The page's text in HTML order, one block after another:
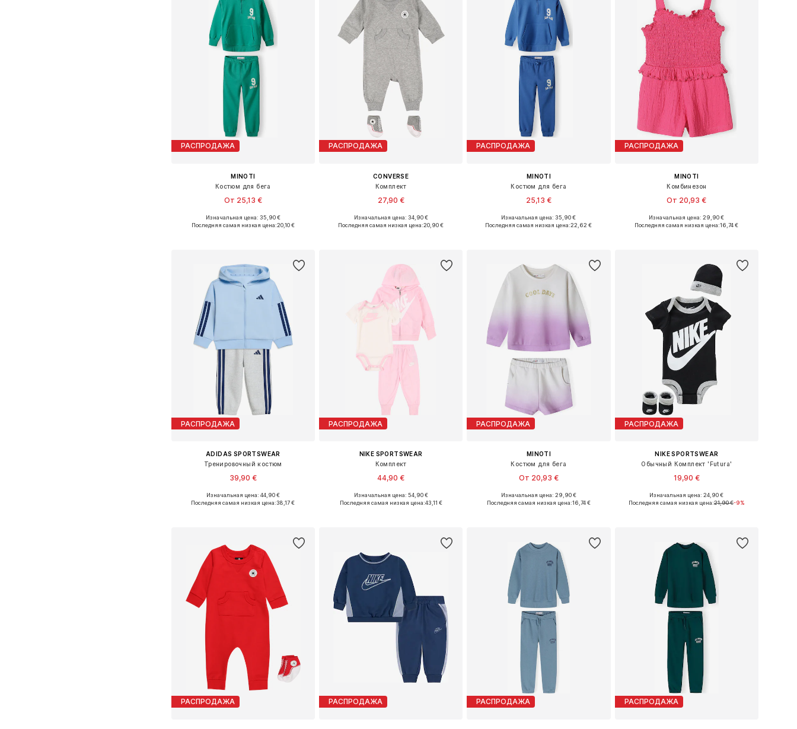
РАСПРОДАЖА
MINOTI
Костюм для бега
От 25,13 €
Доступные размеры: 80-86, 86-92, 98-104
Изначальная цена: 35,90 €
Последняя самая низкая цена:20,10 €
РАСПРОДАЖА
CONVERSE
Комплект
27,90 €
+1
Доступные размеры: 44-56, 62, 68, 74
Изначальная цена: 34,90 €
Последняя самая низкая цена:20,90 €
РАСПРОДАЖА
MINOTI
Костюм для бега
25,13 €
Доступные размеры: 80-86
Изначальная цена: 35,90 €
Последняя самая низкая цена:22,62 €
РАСПРОДАЖА
MINOTI
Комбинезон
От 20,93 €
Изначальная цена: 29,90 €
Последняя самая низкая цена:16,74 €
РАСПРОДАЖА
ADIDAS SPORTSWEAR
Тренировочный костюм
39,90 €
Доступно множество размеров
Изначальная цена: 44,90 €
Последняя самая низкая цена:38,17 €
РАСПРОДАЖА
NIKE SPORTSWEAR
Комплект
44,90 €
Доступные размеры: 74-80, 80-86, 86-92
Изначальная цена: 54,90 €
Последняя самая низкая цена:43,11 €
РАСПРОДАЖА
MINOTI
Костюм для бега
От 20,93 €
Доступно множество размеров
Изначальная цена: 29,90 €
Последняя самая низкая цена:16,74 €
РАСПРОДАЖА
NIKE SPORTSWEAR
Обычный Комплект 'Futura'
19,90 €
Доступные размеры: 50-68, 68-80
Изначальная цена: 24,90 €
Последняя самая низкая цена:21,90 €-9%
РАСПРОДАЖА РАСПРОДАЖА РАСПРОДАЖА РАСПРОДАЖА